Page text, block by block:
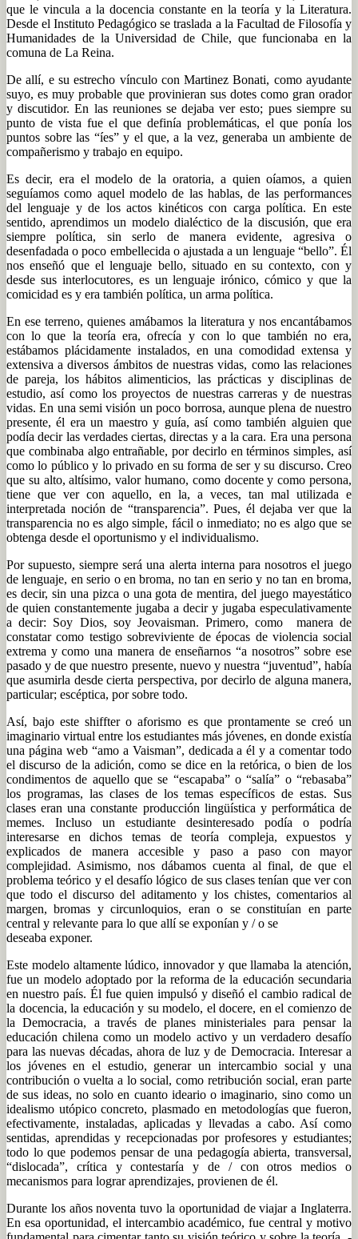
que le vincula a la docencia constante en la teoría y la Literatura.
Desde el Instituto Pedagógico se traslada a la Facultad de Filosofía y
Humanidades de la Universidad de Chile, que funcionaba en la
comuna de La Reina.
De allí, e su estrecho vínculo con Martinez Bonati, como ayudante
suyo, es muy probable que provinieran sus dotes como gran orador
y discutidor. En las reuniones se dejaba ver esto; pues siempre su
punto de vista fue el que definía problemáticas, el que ponía los
puntos sobre las “íes” y el que, a la vez, generaba un ambiente de
compañerismo y trabajo en equipo.
Es decir, era el modelo de la oratoria, a quien oíamos, a quien
seguíamos como aquel modelo de las hablas, de las performances
del lenguaje y de los actos kinéticos con carga política. En este
sentido, aprendimos un modelo dialéctico de la discusión, que era
siempre política, sin serlo de manera evidente, agresiva o
desenfadada o poco embellecida o ajustada a un lenguaje “bello”. Él
nos enseñó que el lenguaje bello, situado en su contexto, con y
desde sus interlocutores, es un lenguaje irónico, cómico y que la
comicidad es y era también política, un arma política.
En ese terreno, quienes amábamos la literatura y nos encantábamos
con lo que la teoría era, ofrecía y con lo que también no era,
estábamos plácidamente instalados, en una comodidad extensa y
extensiva a diversos ámbitos de nuestras vidas, como las relaciones
de pareja, los hábitos alimenticios, las prácticas y disciplinas de
estudio, así como los proyectos de nuestras carreras y de nuestras
vidas. En una semi visión un poco borrosa, aunque plena de nuestro
presente, él era un maestro y guía, así como también alguien que
podía decir las verdades ciertas, directas y a la cara. Era una persona
que combinaba algo entrañable, por decirlo en términos simples, así
como lo público y lo privado en su forma de ser y su discurso. Creo
que su alto, altísimo, valor humano, como docente y como persona,
tiene que ver con aquello, en la, a veces, tan mal utilizada e
interpretada noción de “transparencia”. Pues, él dejaba ver que la
transparencia no es algo simple, fácil o inmediato; no es algo que se
obtenga desde el oportunismo y el individualismo.
Por supuesto, siempre será una alerta interna para nosotros el juego
de lenguaje, en serio o en broma, no tan en serio y no tan en broma,
es decir, sin una pizca o una gota de mentira, del juego mayestático
de quien constantemente jugaba a decir y jugaba especulativamente
a decir: Soy Dios, soy Jeovaisman. Primero, como manera de
constatar como testigo sobreviviente de épocas de violencia social
extrema y como una manera de enseñarnos “a nosotros” sobre ese
pasado y de que nuestro presente, nuevo y nuestra “juventud”, había
que asumirla desde cierta perspectiva, por decirlo de alguna manera,
particular; escéptica, por sobre todo.
Así, bajo este shiffter o aforismo es que prontamente se creó un
imaginario virtual entre los estudiantes más jóvenes, en donde existía
una página web “amo a Vaisman”, dedicada a él y a comentar todo
el discurso de la adición, como se dice en la retórica, o bien de los
condimentos de aquello que se “escapaba” o “salía” o “rebasaba”
los programas, las clases de los temas específicos de estas. Sus
clases eran una constante producción lingüística y performática de
memes. Incluso un estudiante desinteresado podía o podría
interesarse en dichos temas de teoría compleja, expuestos y
explicados de manera accesible y paso a paso con mayor
complejidad. Asimismo, nos dábamos cuenta al final, de que el
problema teórico y el desafío lógico de sus clases tenían que ver con
que todo el discurso del aditamento y los chistes, comentarios al
margen, bromas y circunloquios, eran o se constituían en parte
central y relevante para lo que allí se exponían y / o se
deseaba exponer.
Este modelo altamente lúdico, innovador y que llamaba la atención,
fue un modelo adoptado por la reforma de la educación secundaria
en nuestro país. Él fue quien impulsó y diseñó el cambio radical de
la docencia, la educación y su modelo, el docere, en el comienzo de
la Democracia, a través de planes ministeriales para pensar la
educación chilena como un modelo activo y un verdadero desafío
para las nuevas décadas, ahora de luz y de Democracia. Interesar a
los jóvenes en el estudio, generar un intercambio social y una
contribución o vuelta a lo social, como retribución social, eran parte
de sus ideas, no solo en cuanto ideario o imaginario, sino como un
idealismo utópico concreto, plasmado en metodologías que fueron,
efectivamente, instaladas, aplicadas y llevadas a cabo. Así como
sentidas, aprendidas y recepcionadas por profesores y estudiantes;
todo lo que podemos pensar de una pedagogía abierta, transversal,
“dislocada”, crítica y contestaría y de / con otros medios o
mecanismos para lograr aprendizajes, provienen de él.
Durante los años noventa tuvo la oportunidad de viajar a Inglaterra.
En esa oportunidad, el intercambio académico, fue central y motivo